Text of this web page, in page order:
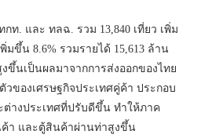
ท. และ ทลฉ. รวม 13,840 เที่ยว เพิ่ม
ขึ้น 8.6% รวมรายได้ 15,613 ล้าน
ขึ้นเป็นผลมาจากการส่งออกของไทย
ของเศรษฐกิจประเทศคู่ค้า ประกอบ
างประเทศที่ปรับดีขึ้น ทำให้ภาค
ค้า และตู้สินค้าผ่านท่าสูงขึ้น